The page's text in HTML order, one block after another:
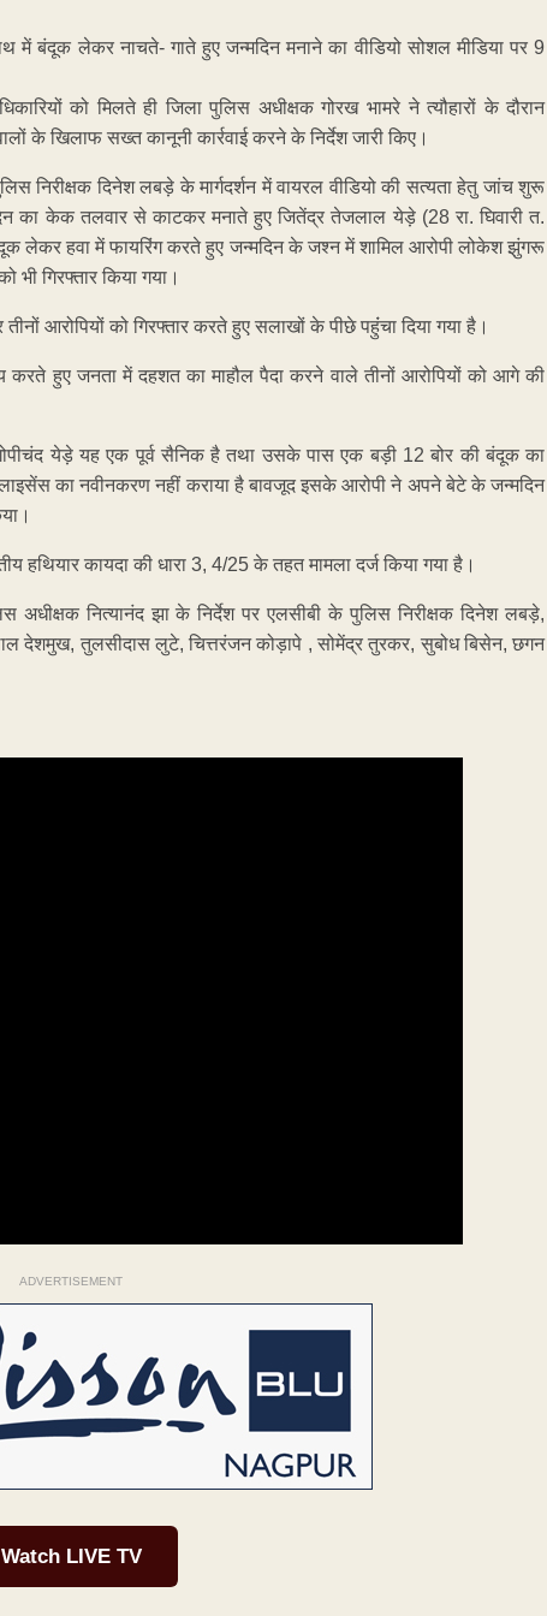
बंदूक लेकर नाचते- गाते हुए जन्मदिन मनाने का वीडियो सोशल मीडिया पर 9
को मिलते ही जिला पुलिस अधीक्षक गोरख भामरे ने त्यौहारों के दौरान
के खिलाफ सख्त कानूनी कार्रवाई करने के निर्देश जारी किए।
निरीक्षक दिनेश लबड़े के मार्गदर्शन में वायरल वीडियो की सत्यता हेतु जांच शुरू
का केक तलवार से काटकर मनाते हुए जितेंद्र तेजलाल येड़े (28 रा. घिवारी त.
लेकर हवा में फायरिंग करते हुए जन्मदिन के जश्‍न में शामिल आरोपी लोकेश झुंगरू
भी गिरफ्तार किया गया।
आरोपियों को गिरफ्तार करते हुए सलाखों के पीछे पहुंंचा दिया गया है।
हुए जनता में दहशत का माहौल पैदा करने वाले तीनों आरोपियों को आगे की
येड़े यह एक पूर्व सैनिक है तथा उसके पास एक बड़ी 12 बोर की बंदूक का
का नवीनकरण नहीं कराया है बावजूद इसके आरोपी ने अपने बेटे के जन्मदिन
हथियार कायदा की धारा 3, 4/25 के तहत मामला दर्ज किया गया है।
अधीक्षक नित्यानंद झा के निर्देश पर एलसीबी के पुलिस निरीक्षक दिनेश लबड़े,
देशमुख, तुलसीदास लुटे, चित्तरंजन कोड़ापे , सोमेंद्र तुरकर, सुबोध बिसेन, छगन
ADVERTISEMENT
Watch LIVE TV